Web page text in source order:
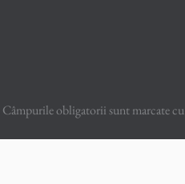
Câmpurile obligatorii sunt marcate cu